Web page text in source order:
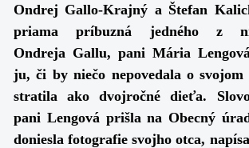
Ondrej Gallo-Krajný a Štefan
priama príbuzná jedného z
Ondreja Gallu, pani Mária
ju, či by niečo nepovedala o
stratila ako dvojročné dieťa.
pani Lengová prišla na Obecný
doniesla fotografie svojho otca,